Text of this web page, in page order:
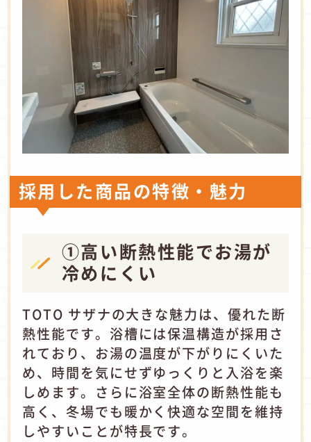
採用した商品の特徴・魅力
①高い断熱性能でお湯が
冷めにくい
TOTO サザナの大きな魅力は、優れた断
熱性能です。浴槽には保温構造が採用さ
れており、お湯の温度が下がりにくいた
め、時間を気にせずゆっくりと入浴を楽
しめます。さらに浴室全体の断熱性能も
高く、冬場でも暖かく快適な空間を維持
しやすいことが特長です。